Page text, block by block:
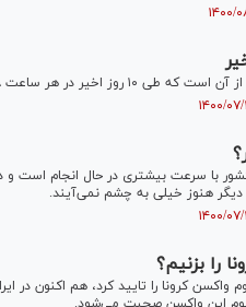
اثر کرونا جان خود را از دست می‌دهند.
با سرعت بیشتری در حال انجام است و
هنوز خیلی به چشم نمی‌آیند.
را بزنیم؟